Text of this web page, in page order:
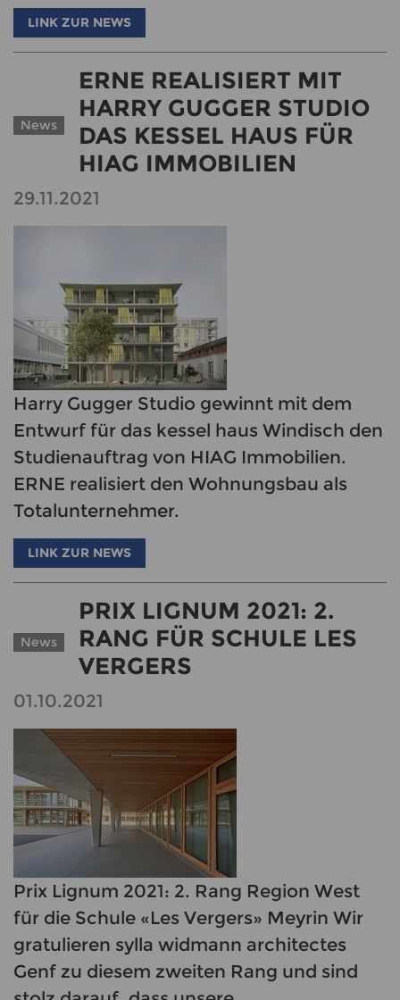
LINK ZUR NEWS
News
ERNE REALISIERT MIT
HARRY GUGGER STUDIO
DAS KESSEL HAUS FÜR
HIAG IMMOBILIEN
29.11.2021
Harry Gugger Studio gewinnt mit dem
Entwurf für das kessel haus Windisch den
Studienauftrag von HIAG Immobilien.
ERNE realisiert den Wohnungsbau als
Totalunternehmer.
LINK ZUR NEWS
News
PRIX LIGNUM 2021: 2.
RANG FÜR SCHULE LES
VERGERS
01.10.2021
Prix Lignum 2021: 2. Rang Region West
für die Schule «Les Vergers» Meyrin Wir
gratulieren sylla widmann architectes
Genf zu diesem zweiten Rang und sind